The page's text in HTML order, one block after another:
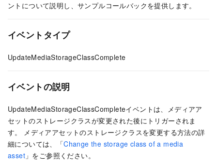
ントについて説明し、サンプルコールバックを提供します。
イベントタイプ
UpdateMediaStorageClassComplete
イベントの説明
UpdateMediaStorageClassCompleteイベントは、メディアア
セットのストレージクラスが変更された後にトリガーされま
す。 メディアアセットのストレージクラスを変更する方法の詳
細については、「Change the storage class of a media
asset 」をご参照ください。